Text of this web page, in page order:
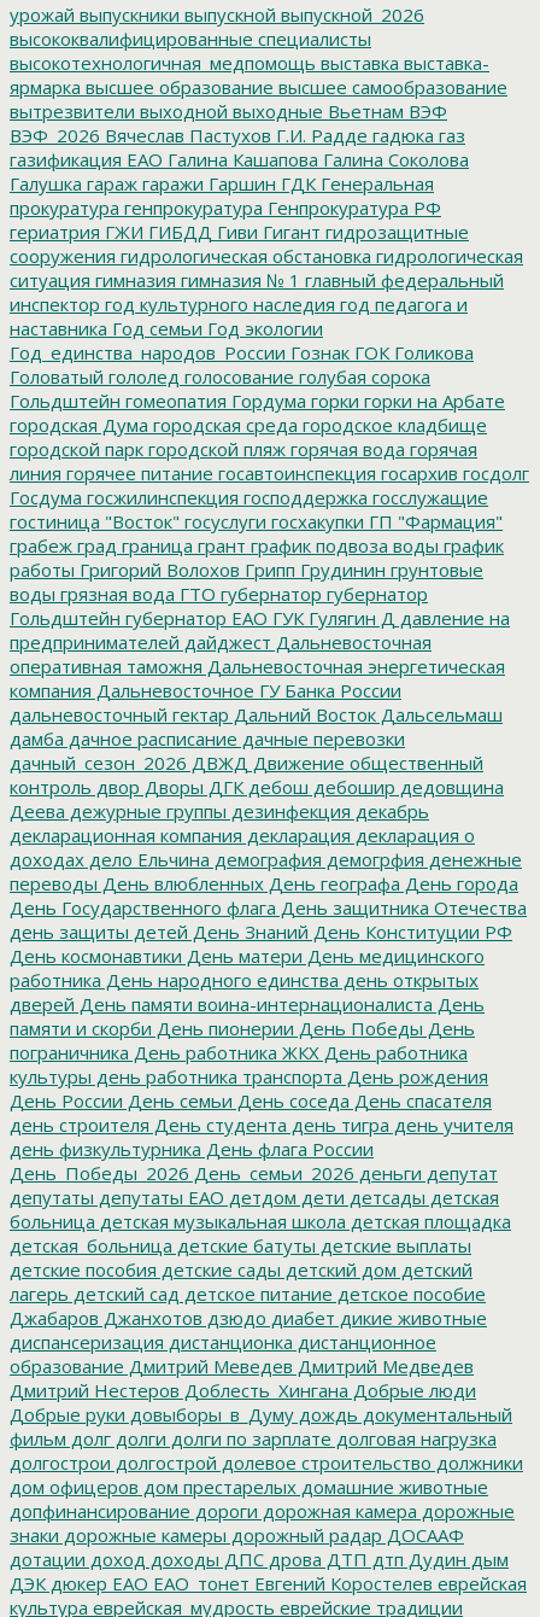
урожай выпускники выпускной выпускной_2026
высококвалифицированные специалисты
высокотехнологичная_медпомощь выставка выставка-
ярмарка высшее образование высшее самообразование
вытрезвители выходной выходные Вьетнам ВЭФ
ВЭФ_2026 Вячеслав Пастухов Г.И. Радде гадюка газ
газификация ЕАО Галина Кашапова Галина Соколова
Галушка гараж гаражи Гаршин ГДК Генеральная
прокуратура генпрокуратура Генпрокуратура РФ
гериатрия ГЖИ ГИБДД Гиви Гигант гидрозащитные
сооружения гидрологическая обстановка гидрологическая
ситуация гимназия гимназия № 1 главный федеральный
инспектор год культурного наследия год педагога и
наставника Год семьи Год экологии
Год_единства_народов_России Гознак ГОК Голикова
Головатый гололед голосование голубая сорока
Гольдштейн гомеопатия Гордума горки горки на Арбате
городская Дума городская среда городское кладбище
городской парк городской пляж горячая вода горячая
линия горячее питание госавтоинспекция госархив госдолг
Госдума госжилинспекция господдержка госслужащие
гостиница "Восток" госуслуги госхакупки ГП "Фармация"
грабеж град граница грант график подвоза воды график
работы Григорий Волохов Грипп Грудинин грунтовые
воды грязная вода ГТО губернатор губернатор
Гольдштейн губернатор ЕАО ГУК Гулягин Д давление на
предпринимателей дайджест Дальневосточная
оперативная таможня Дальневосточная энергетическая
компания Дальневосточное ГУ Банка России
дальневосточный гектар Дальний Восток Дальсельмаш
дамба дачное расписание дачные перевозки
дачный_сезон_2026 ДВЖД Движение общественный
контроль двор Дворы ДГК дебош дебошир дедовщина
Деева дежурные группы дезинфекция декабрь
декларационная компания декларация декларация о
доходах дело Ельчина демография демогрфия денежные
переводы День влюбленных День географа День города
День Государственного флага День защитника Отечества
день защиты детей День Знаний День Конституции РФ
День космонавтики День матери День медицинского
работника День народного единства день открытых
дверей День памяти воина-интернационалиста День
памяти и скорби День пионерии День Победы День
пограничника День работника ЖКХ День работника
культуры день работника транспорта День рождения
День России День семьи День соседа День спасателя
день строителя День студента день тигра день учителя
день физкультурника День флага России
День_Победы_2026 День_семьи_2026 деньги депутат
депутаты депутаты ЕАО детдом дети детсады детская
больница детская музыкальная школа детская площадка
детская_больница детские батуты детские выплаты
детские пособия детские сады детский дом детский
лагерь детский сад детское питание детское пособие
Джабаров Джанхотов дзюдо диабет дикие животные
диспансеризация дистанционка дистанционное
образование Дмитрий Меведев Дмитрий Медведев
Дмитрий Нестеров Доблесть_Хингана Добрые люди
Добрые руки довыборы_в_Думу дождь документальный
фильм долг долги долги по зарплате долговая нагрузка
долгострои долгострой долевое строительство должники
дом офицеров дом престарелых домашние животные
допфинансирование дороги дорожная камера дорожные
знаки дорожные камеры дорожный радар ДОСААФ
дотации доход доходы ДПС дрова ДТП дтп Дудин дым
ДЭК дюкер ЕАО ЕАО_тонет Евгений Коростелев еврейская
культура еврейская_мудрость еврейские традиции